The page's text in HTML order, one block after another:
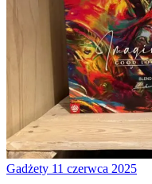
Gadżety 11 czerwca 2025